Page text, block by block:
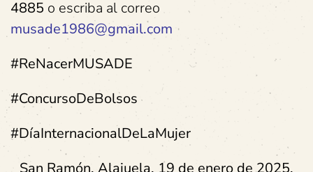
4885 o escriba al correo
musade1986@gmail.com
#ReNacerMUSADE
#ConcursoDeBolsos
#DíaInternacionalDeLaMujer
San Ramón, Alajuela, 19 de enero de 2025.